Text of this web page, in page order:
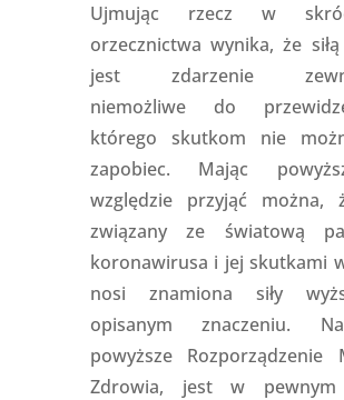
Ujmując rzecz w
orzecznictwa wynika, że
jest zdarzenie
niemożliwe do
którego skutkom nie
zapobiec. Mając
względzie przyjąć można,
związany ze światową
koronawirusa i jej skutkami
nosi znamiona siły
opisanym znaczeniu.
powyższe Rozporządzenie
Zdrowia, jest w pewnym